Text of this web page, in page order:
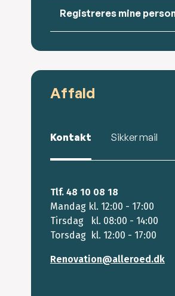
Registreres mine
Affald
Kontakt Sikker mail
Tlf. 48 10 08 18
Mandag kl. 12:00 - 17:00
Tirsdag kl. 08:00 - 14:00
Torsdag kl. 12:00 - 17:00
Renovation@alleroed.dk